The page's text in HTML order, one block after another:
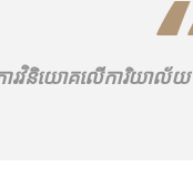
ារវិនិយោគលើការិយាល័